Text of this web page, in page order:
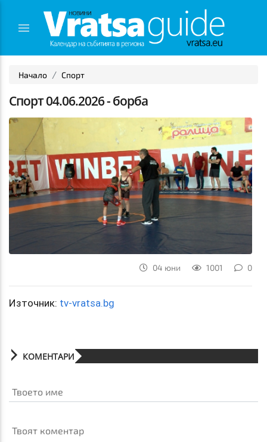
Начало Спорт
Спорт 04.06.2026 - борба
04 юни 1001 0
Източник: tv-vratsa.bg
КОМЕНТАРИ
Твоето име
Твоят коментар